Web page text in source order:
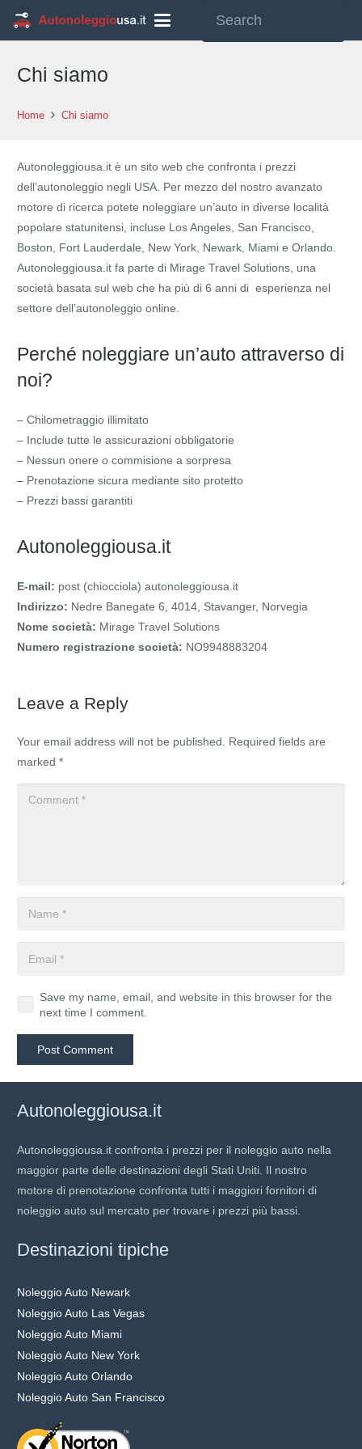
Chi siamo
Home Chi siamo
Autonoleggiousa.it è un sito web che confronta i prezzi
dell’autonoleggio negli USA. Per mezzo del nostro avanzato
motore di ricerca potete noleggiare un’auto in diverse località
popolare statunitensi, incluse Los Angeles, San Francisco,
Boston, Fort Lauderdale, New York, Newark, Miami e Orlando.
Autonoleggiousa.it fa parte di Mirage Travel Solutions, una
società basata sul web che ha più di 6 anni di esperienza nel
settore dell’autonoleggio online.
Perché noleggiare un’auto attraverso di
noi?
– Chilometraggio illimitato
– Include tutte le assicurazioni obbligatorie
– Nessun onere o commisione a sorpresa
– Prenotazione sicura mediante sito protetto
– Prezzi bassi garantiti
Autonoleggiousa.it
E-mail: post (chiocciola) autonoleggiousa.it
Indirizzo: Nedre Banegate 6, 4014, Stavanger, Norvegia
Nome società: Mirage Travel Solutions
Numero registrazione società: NO9948883204
Leave a Reply
Your email address will not be published.
Required fields are
marked *
Save my name, email, and website in this browser for the
next time I comment.
Post Comment
Autonoleggiousa.it
Autonoleggiousa.it confronta i prezzi per il noleggio auto nella
maggior parte delle destinazioni degli Stati Uniti. Il nostro
motore di prenotazione confronta tutti i maggiori fornitori di
noleggio auto sul mercato per trovare i prezzi più bassi.
Destinazioni tipiche
Noleggio Auto Newark
Noleggio Auto Las Vegas
Noleggio Auto Miami
Noleggio Auto New York
Noleggio Auto Orlando
Noleggio Auto San Francisco